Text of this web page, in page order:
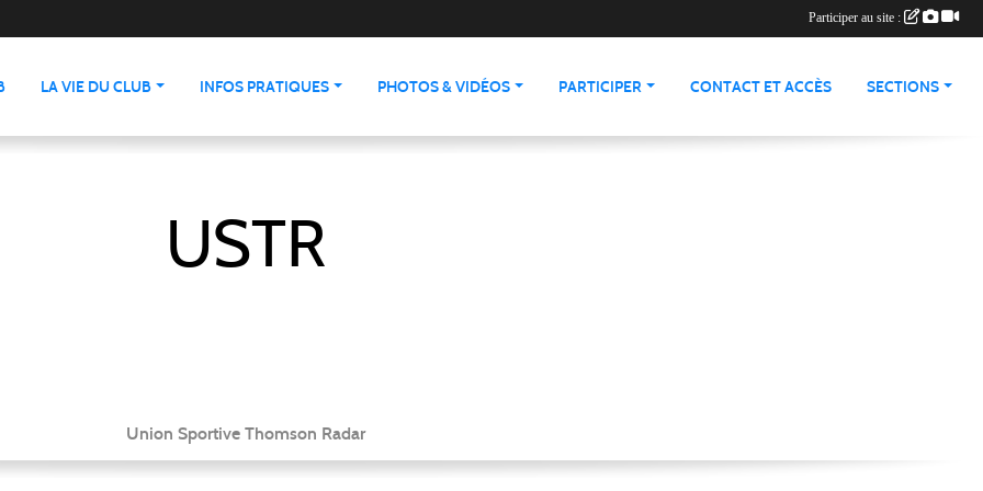
LA VIE DU CLUB INFOS PRATIQUES PHOTOS & VIDÉOS PARTICIPER CONTACT ET ACCÈS SECTIONS
USTR
Union Sportive Thomson Radar
Participer au site :